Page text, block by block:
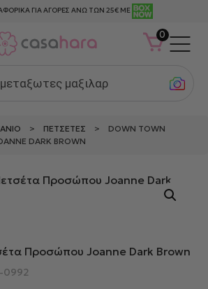
ΓΙΑ ΑΓΟΡΕΣ ΑΝΩ ΤΩΝ 25€ ΜΕ
0
μαξιλαροθ
> ΠΕΤΣΈΤΕΣ > DOWN TOWN
DARK BROWN
Προσώπου Joanne Dark Brown
0992